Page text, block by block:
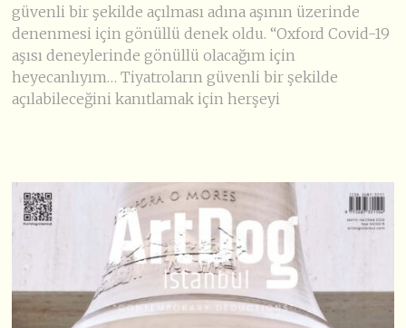
güvenli bir şekilde açılması adına aşının üzerinde
denenmesi için gönüllü denek oldu. “Oxford Covid-19
aşısı deneylerinde gönüllü olacağım için
heyecanlıyım… Tiyatroların güvenli bir şekilde
açılabileceğini kanıtlamak için herşeyi